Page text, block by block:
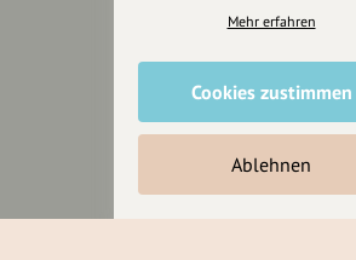
Wir sind auch auf
Mehr erfahren
Cookies zustimmen
Ablehnen